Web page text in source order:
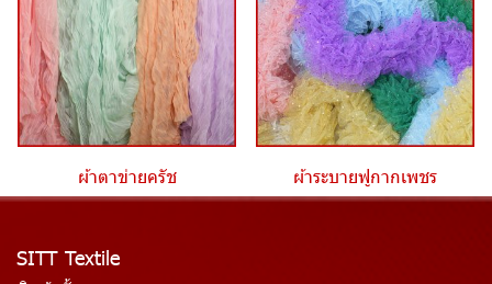
ผ้าตาข่ายครัช ผ้าระบายฟูกากเพชร
SITT Textile